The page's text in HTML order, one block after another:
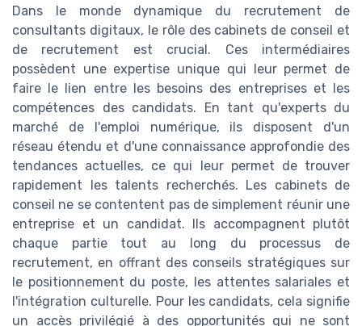
Dans le monde dynamique du recrutement de
consultants digitaux, le rôle des cabinets de conseil et
de recrutement est crucial. Ces intermédiaires
possèdent une expertise unique qui leur permet de
faire le lien entre les besoins des entreprises et les
compétences des candidats. En tant qu'experts du
marché de l'emploi numérique, ils disposent d'un
réseau étendu et d'une connaissance approfondie des
tendances actuelles, ce qui leur permet de trouver
rapidement les talents recherchés. Les cabinets de
conseil ne se contentent pas de simplement réunir une
entreprise et un candidat. Ils accompagnent plutôt
chaque partie tout au long du processus de
recrutement, en offrant des conseils stratégiques sur
le positionnement du poste, les attentes salariales et
l'intégration culturelle. Pour les candidats, cela signifie
un accès privilégié à des opportunités qui ne sont